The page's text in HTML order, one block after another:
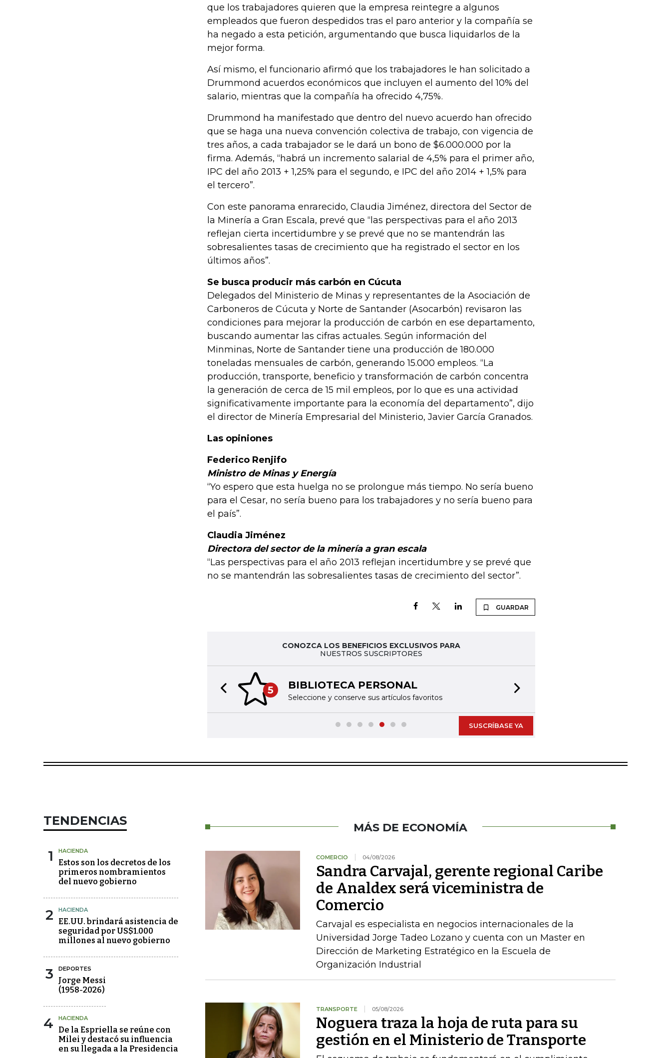
que los trabajadores quieren que la empresa reintegre a algunos
empleados que fueron despedidos tras el paro anterior y la compañía se
ha negado a esta petición, argumentando que busca liquidarlos de la
mejor forma.
Así mismo, el funcionario afirmó que los trabajadores le han solicitado a
Drummond acuerdos económicos que incluyen el aumento del 10% del
salario, mientras que la compañía ha ofrecido 4,75%.
Drummond ha manifestado que dentro del nuevo acuerdo han ofrecido
que se haga una nueva convención colectiva de trabajo, con vigencia de
tres años, a cada trabajador se le dará un bono de $6.000.000 por la
firma. Además, “habrá un incremento salarial de 4,5% para el primer año,
IPC del año 2013 + 1,25% para el segundo, e IPC del año 2014 + 1,5% para
el tercero”.
Con este panorama enrarecido, Claudia Jiménez, directora del Sector de
la Minería a Gran Escala, prevé que “las perspectivas para el año 2013
reflejan cierta incertidumbre y se prevé que no se mantendrán las
sobresalientes tasas de crecimiento que ha registrado el sector en los
últimos años”.
Se busca producir más carbón en Cúcuta
Delegados del Ministerio de Minas y representantes de la Asociación de
Carboneros de Cúcuta y Norte de Santander (Asocarbón) revisaron las
condiciones para mejorar la producción de carbón en ese departamento,
buscando aumentar las cifras actuales. Según información del
Minminas, Norte de Santander tiene una producción de 180.000
toneladas mensuales de carbón, generando 15.000 empleos. “La
producción, transporte, beneficio y transformación de carbón concentra
la generación de cerca de 15 mil empleos, por lo que es una actividad
significativamente importante para la economía del departamento”, dijo
el director de Minería Empresarial del Ministerio, Javier García Granados.
Las opiniones
Federico Renjifo
Ministro de Minas y Energía
“Yo espero que esta huelga no se prolongue más tiempo. No sería bueno
para el Cesar, no sería bueno para los trabajadores y no sería bueno para
el país”.
Claudia Jiménez
Directora del sector de la minería a gran escala
“Las perspectivas para el año 2013 reflejan incertidumbre y se prevé que
no se mantendrán las sobresalientes tasas de crecimiento del sector”.
GUARDAR
CONOZCA LOS BENEFICIOS EXCLUSIVOS PARA
NUESTROS SUSCRIPTORES
5 BIBLIOTECA PERSONAL
Seleccione y conserve sus artículos favoritos
Previous slide
SUSCRÍBASE YA
TENDENCIAS
1 HACIENDA
Estos son los decretos de los
primeros nombramientos
del nuevo gobierno
2 HACIENDA
EE.UU. brindará asistencia de
seguridad por US$1.000
millones al nuevo gobierno
3 DEPORTES
Jorge Messi
(1958-2026)
4 HACIENDA
De la Espriella se reúne con
Milei y destacó su influencia
en su llegada a la Presidencia
MÁS DE ECONOMÍA
COMERCIO 04/08/2026
Sandra Carvajal, gerente regional Caribe
de Analdex será viceministra de
Comercio
Carvajal es especialista en negocios internacionales de la
Universidad Jorge Tadeo Lozano y cuenta con un Master en
Dirección de Marketing Estratégico en la Escuela de
Organización Industrial
TRANSPORTE 05/08/2026
Noguera traza la hoja de ruta para su
gestión en el Ministerio de Transporte